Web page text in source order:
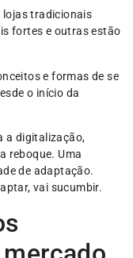
lojas tradicionais
fortes e outras estão
e formas de se
o início da
a digitalização,
reboque. Uma
de adaptação.
vai sucumbir.